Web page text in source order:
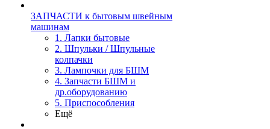
ЗАПЧАСТИ к бытовым швейным
машинам
1. Лапки бытовые
2. Шпульки / Шпульные
колпачки
3. Лампочки для БШМ
4. Запчасти БШМ и
др.оборудованию
5. Приспособления
Ещё